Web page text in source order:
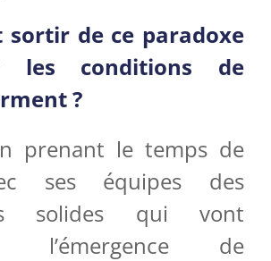
sortir de ce paradoxe
les conditions de
?
prenant le temps de
ses équipes des
solides qui vont
l’émergence de